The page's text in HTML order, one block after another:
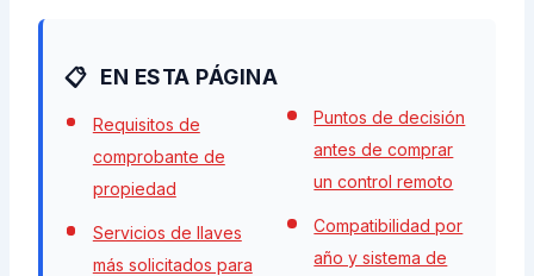
EN ESTA PÁGINA
Requisitos de
comprobante de
propiedad
Servicios de llaves
más solicitados para
Puntos de decisión
antes de comprar
un control remoto
Compatibilidad por
año y sistema de